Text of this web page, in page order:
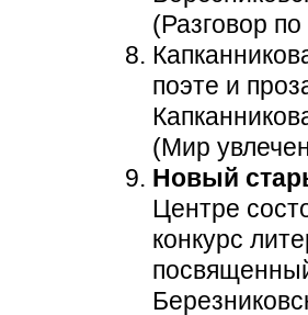
(Разговор
поэте и
(Мир
Новый
Центре
конкурс